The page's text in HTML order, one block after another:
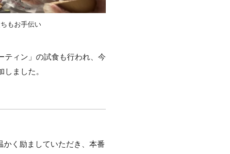
もお手伝い
ティン」の試食も行われ、今
ました。
かく励ましていただき、本番